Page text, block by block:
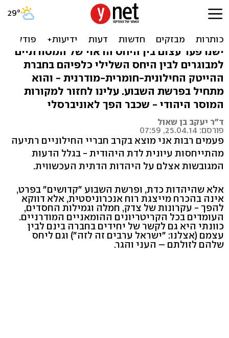
חילונים, התחילו גם אתם
לכבד זקנים!
ישנו פער עצום בין היחס הראוי של המסורתיים
למבוגרים לבין היחס השלילי כלפיהם בחברת
ההייטק החילונית-חומרית-מודרנית - והוא
מתחיל בפרשת השבוע. עלינו לחזור למקורות
המוסר היהודי - שכבר הפך לאוניברסלי
ד"ר יעקב בן שאול
פורסם: 25.04.14, 07:59
פעמים רבות אני מוצא בקרב חבריי החילוניים רתיעה
מהתייחסות עיונית לדת היהודית - בגלל הדעות
המגובשות אצלם על היהדות הדתית העכשווית.
אלא שהיהדות כדת, ופרשת השבוע "קדושים" בפרט,
אינה בהכרח מייצגת רוח אנכרוניסטית, אלא דווקא
להפך - עקרונות של צדק, חמלה וגמילות החסדים,
העומדים בכל הקריטריונים ההומאניים המודרניים.
כוונתי היא גם לקשר של יחידים בחברה בינם לבין
עצמם (אצלנו: "ישראל ערבים זה לזה") וגם ליחס
שלהם לזולתם – העני והגר.